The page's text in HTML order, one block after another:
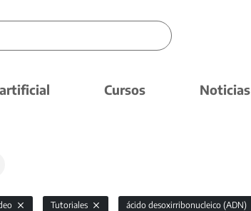
Cursos Noticias
Tutoriales ácido desoxirribonucleico (ADN)